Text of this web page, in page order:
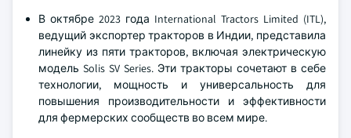
В октябре 2023 года International Tractors Limited (ITL),
ведущий экспортер тракторов в Индии, представила
линейку из пяти тракторов, включая электрическую
модель Solis SV Series. Эти тракторы сочетают в себе
технологии, мощность и универсальность для
повышения производительности и эффективности
для фермерских сообществ во всем мире.